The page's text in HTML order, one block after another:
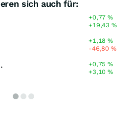
sich auch für:
+0,77%
+19,43%
+1,18%
-46,80%
Care +0,75%
+3,10%